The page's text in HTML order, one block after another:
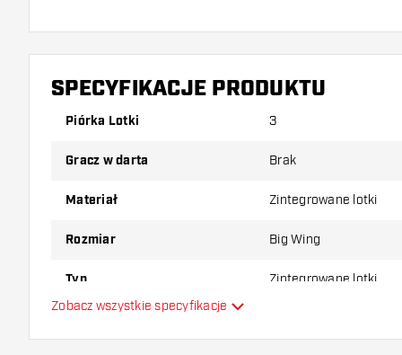
Upewnij się, że masz pod ręką dużo piórek i
uszkodzone lub złamane w wyniku użytkowania.
Wypróbuj inny kształt, materiał lub grubość piórek,
SPECYFIKACJE PRODUKTU
Piórka Lotki 3
Gracz w darta Brak
Materiał Zintegrowane lotki
Rozmiar Big Wing
Typ Zintegrowane lotki
Zobacz wszystkie specyfikacje